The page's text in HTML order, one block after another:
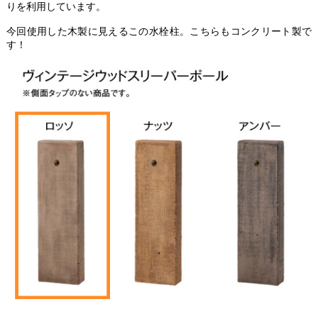
りを利用しています。
今回使用した木製に見えるこの水栓柱。こちらもコンクリート製で
す！